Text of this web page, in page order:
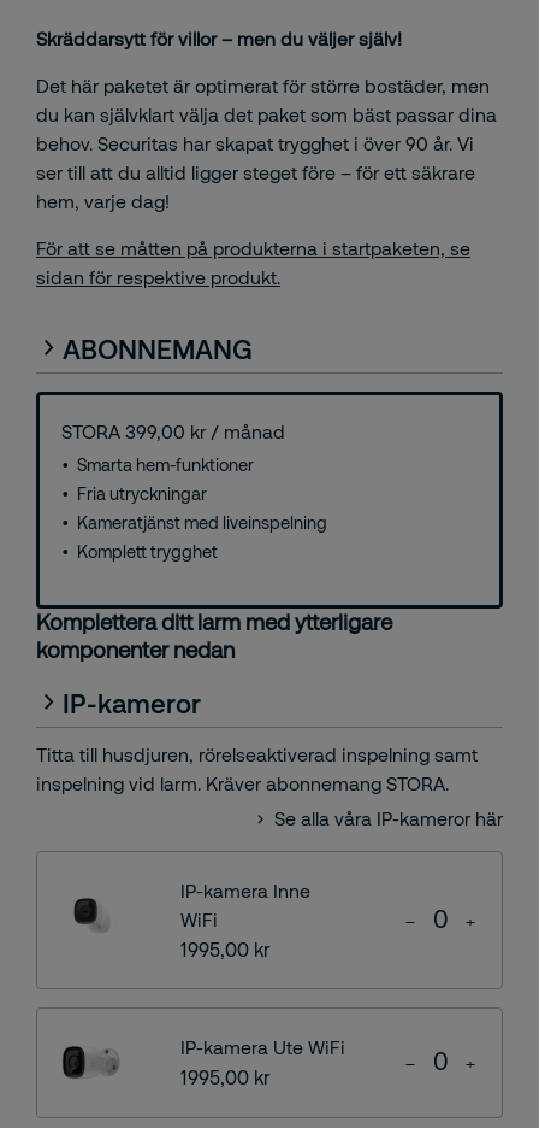
Skräddarsytt för villor – men du väljer själv!
Det här paketet är optimerat för större bostäder, men
du kan självklart välja det paket som bäst passar dina
behov. Securitas har skapat trygghet i över 90 år. Vi
ser till att du alltid ligger steget före – för ett säkrare
hem, varje dag!
För att se måtten på produkterna i startpaketen, se
sidan för respektive produkt.
ABONNEMANG
STORA 399,00 kr / månad
Smarta hem-funktioner
Fria utryckningar
Kameratjänst med liveinspelning
Komplett trygghet
Komplettera ditt larm med ytterligare
komponenter nedan
IP-kameror
Titta till husdjuren, rörelseaktiverad inspelning samt
inspelning vid larm. Kräver abonnemang STORA.
Se alla våra IP-kameror här
IP-kamera Inne
WiFi
1995,00 kr
IP-kamera Ute WiFi
1995,00 kr